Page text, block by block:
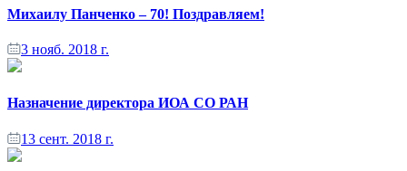
Михаилу Панченко – 70! Поздравляем!
3 нояб. 2018 г.
Назначение директора ИОА СО РАН
13 сент. 2018 г.